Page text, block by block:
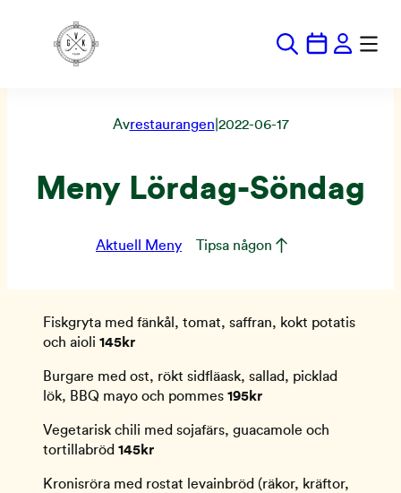
till
Avrestaurangen 2022-06-17
Meny Lördag-Söndag
Aktuell Meny Tipsa någon
Fiskgryta med fänkål, tomat, saffran, kokt potatis
och aioli 145kr
Burgare med ost, rökt sidfläask, sallad, picklad
lök, BBQ mayo och pommes 195kr
Vegetarisk chili med sojafärs, guacamole och
tortillabröd 145kr
Kronisröra med rostat levainbröd (räkor, kräftor,